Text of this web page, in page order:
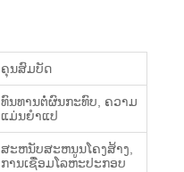
ຄຸນສົມບັດ
ທົນທານຕໍ່ຜົນກະທົບ, ຄວາມ
ແມ່ນຍໍາແປ
ສະຫນັບສະຫນູນໂຄງສ້າງ,
ການເຊື່ອມໂລຫະປະກອບ